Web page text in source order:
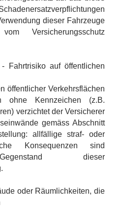
dieser Fahrzeuge
Versicherungsschutz
Fahrtrisiko auf öffentlichen
öffentlicher Verkehrsflächen
ohne Kennzeichen (z.B.
verzichtet der Versicherer
gemäss Abschnitt
allfällige straf- oder
Konsequenzen sind
dieser
oder Räumlichkeiten, die